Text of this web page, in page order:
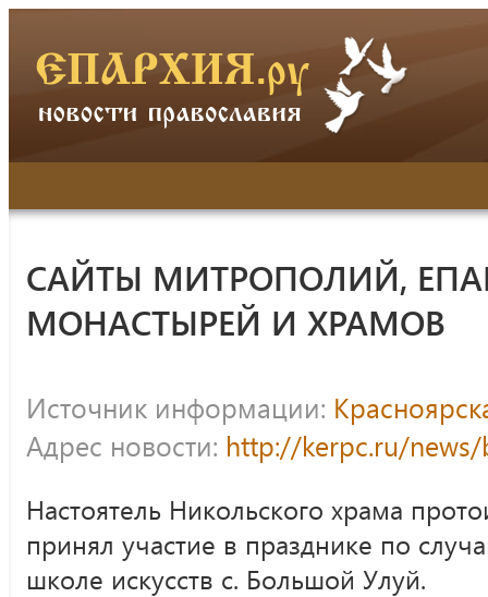
САЙТЫ МИТРОПОЛИЙ,
МОНАСТЫРЕЙ И ХРАМОВ
Источник информации:
Адрес новости: http://kerpc.ru/
Настоятель Никольского храма
принял участие в празднике по
школе искусств с. Большой Улуй.